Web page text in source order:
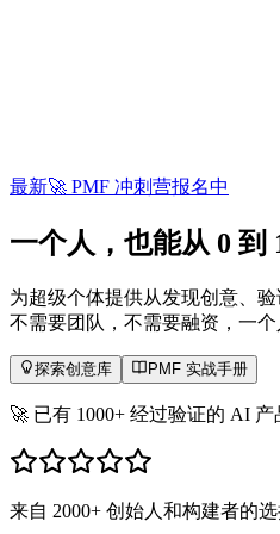
最新🚀 PMF 冲刺营报名中
一个人，也能从 0 到
为超级个体提供从发现创意、
不需要团队，不需要融资，一个
探索创意库 PMF 实战手册
🚀 已有 1000+ 经过验证的 AI
来自 2000+ 创始人和构建者的